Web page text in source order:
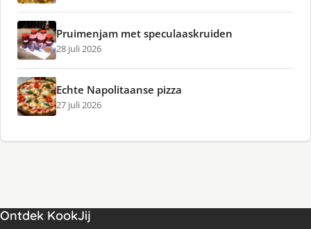
Pruimenjam met speculaaskruiden
28 juli 2026
Echte Napolitaanse pizza
27 juli 2026
Ontdek KookJij